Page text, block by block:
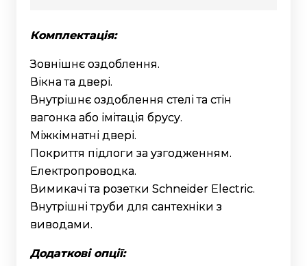
Комплектація:
Зовнішнє оздоблення.
Вікна та двері.
Внутрішнє оздоблення стелі та стін
вагонка або імітація брусу.
Міжкімнатні двері.
Покриття підлоги за узгодженням.
Електропроводка.
Вимикачі та розетки Schneider Electric.
Внутрішні труби для сантехніки з
виводами.
Додаткові опції: